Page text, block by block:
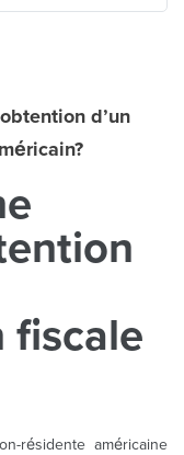
d’un
fiscale
résidente américaine